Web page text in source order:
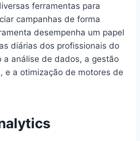
ferramentas para
campanhas de forma
desempenha um papel
diárias dos profissionais do
a análise de dados, a gestão
e a otimização de motores de